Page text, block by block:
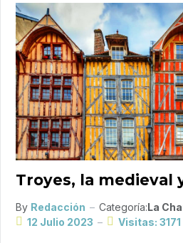
Troyes, la medieval
By Redacción Categoría:La
12 Julio 2023
Visitas: 3171